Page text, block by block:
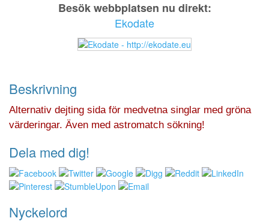
Besök webbplatsen nu direkt:
Ekodate
Beskrivning
Alternativ dejting sida för medvetna singlar med gröna
värderingar. Även med astromatch sökning!
Dela med dig!
Nyckelord